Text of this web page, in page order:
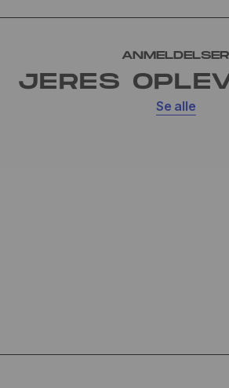
ANMELDELSER
JERES
Se alle